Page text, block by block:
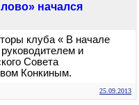
начался
клуба « В начале
и
Совета
Конкиным.
25.09.2013